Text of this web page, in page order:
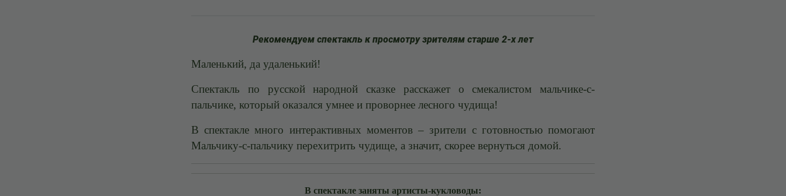
Рекомендуем спектакль к просмотру зрителям старше 2-х лет
Маленький, да удаленький!
Спектакль по русской народной сказке расскажет о смекалистом мальчике-с-
пальчике, который оказался умнее и проворнее лесного чудища!
В спектакле много интерактивных моментов – зрители с готовностью помогают
Мальчику-с-пальчику перехитрить чудище, а значит, скорее вернуться домой.
В спектакле заняты артисты-кукловоды: